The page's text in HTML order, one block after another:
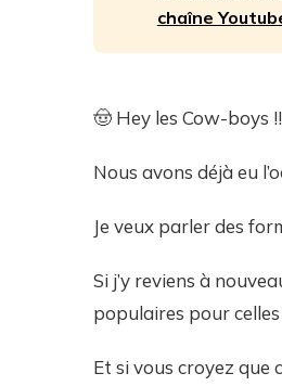
chaîne
🤠 Hey les Cow-boys !!
Nous avons déjà eu
Je veux parler des
Si j’y reviens à
populaires pour
Et si vous croyez que